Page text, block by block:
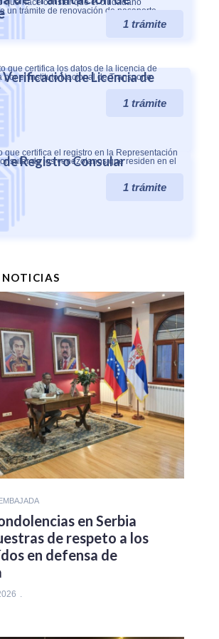
que hace constar que el ciudadano
un trámite de renovación de pasaporte...
1 trámite
de Licencia de
que certifica los datos de la licencia de
por el Instituto Nacional de Transporte
1 trámite
Registro Consular
que certifica el registro en la Representación
de los venezolanos que residen en el
1 trámite
NOTICIAS
en Serbia
de respeto a los
en defensa de